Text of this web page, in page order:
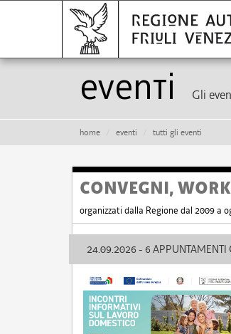
eventi Gli
home eventi tutti gli eventi
CONVEGNI,
organizzati dalla Regione dal 2009 a
24.09.2026 - 6 APPUNTAMENTI